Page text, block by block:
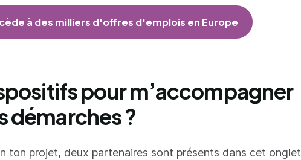
à des milliers d'offres d'emplois en Europe
pour m’accompagner
démarches ?
ton projet, deux partenaires sont présents dans cet onglet